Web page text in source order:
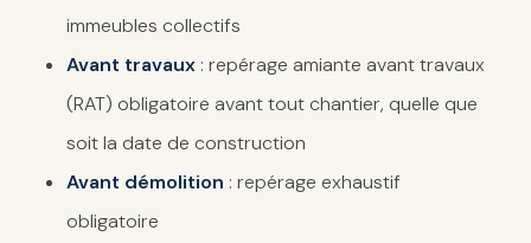
immeubles collectifs
Avant travaux : repérage amiante avant travaux
(RAT) obligatoire avant tout chantier, quelle que
soit la date de construction
Avant démolition : repérage exhaustif
obligatoire